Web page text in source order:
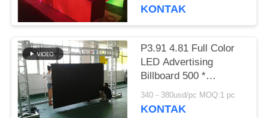
KONTAK
P3.91 4.81 Full Color
LED Advertising
Billboard 500 *
1000mm AC 110 220V
1920HZ
340－380usd/pc MOQ:1 pc
KONTAK